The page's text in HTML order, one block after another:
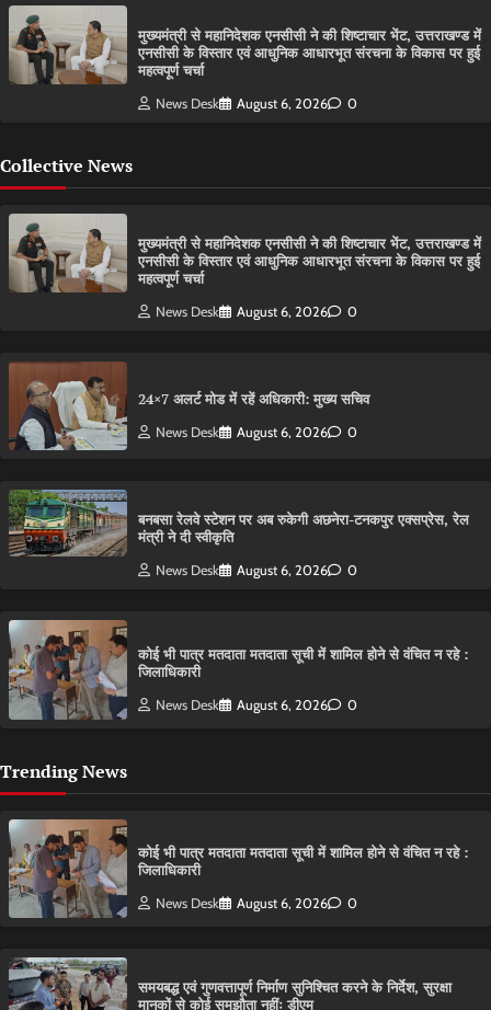
मुख्यमंत्री से महानिदेशक एनसीसी ने की शिष्टाचार भेंट, उत्तराखण्ड में
एनसीसी के विस्तार एवं आधुनिक आधारभूत संरचना के विकास पर हुई
महत्वपूर्ण चर्चा
News Desk August 6, 2026 0
Collective News
मुख्यमंत्री से महानिदेशक एनसीसी ने की शिष्टाचार भेंट, उत्तराखण्ड में
एनसीसी के विस्तार एवं आधुनिक आधारभूत संरचना के विकास पर हुई
महत्वपूर्ण चर्चा
News Desk August 6, 2026 0
24×7 अलर्ट मोड में रहें अधिकारी: मुख्य सचिव
News Desk August 6, 2026 0
बनबसा रेलवे स्टेशन पर अब रुकेगी अछनेरा-टनकपुर एक्सप्रेस, रेल
मंत्री ने दी स्वीकृति
News Desk August 6, 2026 0
कोई भी पात्र मतदाता मतदाता सूची में शामिल होने से वंचित न रहे :
जिलाधिकारी
News Desk August 6, 2026 0
Trending News
कोई भी पात्र मतदाता मतदाता सूची में शामिल होने से वंचित न रहे :
जिलाधिकारी
News Desk August 6, 2026 0
समयबद्ध एवं गुणवत्तापूर्ण निर्माण सुनिश्चित करने के निर्देश, सुरक्षा
मानकों से कोई समझौता नहींः डीएम